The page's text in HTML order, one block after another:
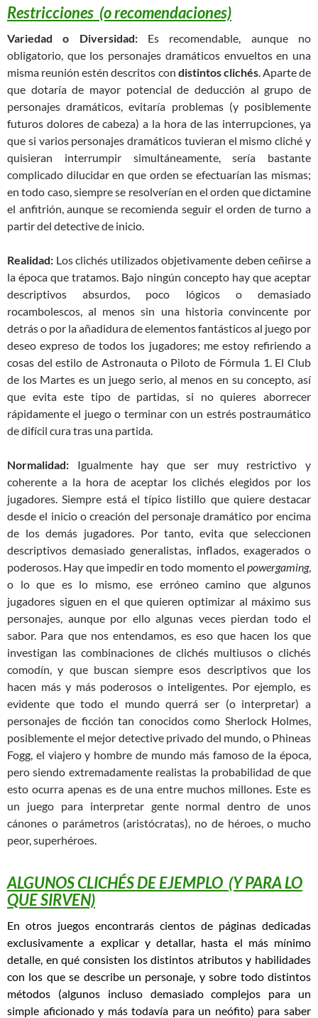
Restricciones (o recomendaciones)
Variedad o Diversidad:Es recomendable, aunque no
obligatorio, que los personajes dramáticos envueltos en una
misma reunión estén descritos con distintos clichés. Aparte de
que dotaría de mayor potencial de deducción al grupo de
personajes dramáticos, evitaría problemas (y posiblemente
futuros dolores de cabeza) a la hora de las interrupciones, ya
que si varios personajes dramáticos tuvieran el mismo cliché y
quisieran interrumpir simultáneamente, sería bastante
complicado dilucidar en que orden se efectuarían las mismas;
en todo caso, siempre se resolverían en el orden que dictamine
el anfitrión, aunque se recomienda seguir el orden de turno a
partir del detective de inicio.
Realidad: Los clichés utilizados objetivamente deben ceñirse a
la época que tratamos. Bajo ningún concepto hay que aceptar
descriptivos absurdos, poco lógicos o demasiado
rocambolescos, al menos sin una historia convincente por
detrás o por la añadidura de elementos fantásticos al juego por
deseo expreso de todos los jugadores; me estoy refiriendo a
cosas del estilo de Astronauta o Piloto de Fórmula 1. El Club
de los Martes es un juego serio, al menos en su concepto, así
que evita este tipo de partidas, si no quieres aborrecer
rápidamente el juego o terminar con un estrés postraumático
de difícil cura tras una partida.
Normalidad: Igualmente hay que ser muy restrictivo y
coherente a la hora de aceptar los clichés elegidos por los
jugadores. Siempre está el típico listillo que quiere destacar
desde el inicio o creación del personaje dramático por encima
de los demás jugadores. Por tanto, evita que seleccionen
descriptivos demasiado generalistas, inflados, exagerados o
poderosos. Hay que impedir en todo momento el powergaming,
o lo que es lo mismo, ese erróneo camino que algunos
jugadores siguen en el que quieren optimizar al máximo sus
personajes, aunque por ello algunas veces pierdan todo el
sabor. Para que nos entendamos, es eso que hacen los que
investigan las combinaciones de clichés multiusos o clichés
comodín, y que buscan siempre esos descriptivos que los
hacen más y más poderosos o inteligentes. Por ejemplo, es
evidente que todo el mundo querrá ser (o interpretar) a
personajes de ficción tan conocidos como Sherlock Holmes,
posiblemente el mejor detective privado del mundo, o Phineas
Fogg, el viajero y hombre de mundo más famoso de la época,
pero siendo extremadamente realistas la probabilidad de que
esto ocurra apenas es de una entre muchos millones. Este es
un juego para interpretar gente normal dentro de unos
cánones o parámetros (aristócratas), no de héroes, o mucho
peor, superhéroes.
ALGUNOS CLICHÉS DE EJEMPLO (Y PARA LO
QUE SIRVEN)
En otros juegos encontrarás cientos de páginas dedicadas
exclusivamente a explicar y detallar, hasta el más mínimo
detalle, en qué consisten los distintos atributos y habilidades
con los que se describe un personaje, y sobre todo distintos
métodos (algunos incluso demasiado complejos para un
simple aficionado y más todavía para un neófito) para saber